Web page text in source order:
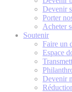
Devenir
Porter
Acheter
Soutenir
Faire un
Espace
Devenir